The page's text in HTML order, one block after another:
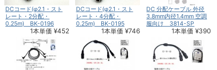
DCコード(φ2.1・スト
レート・2分配・
0.25m) BK-0196
1本単価 ¥452
DCコード(φ2.1・スト
レート・4分配・
0.25m) BK-0195
1本単価 ¥746
DC 分配ケーブル 外径
3.8mm内径1.4mm 空調
服向け 3814-SP
1本単価 ¥390